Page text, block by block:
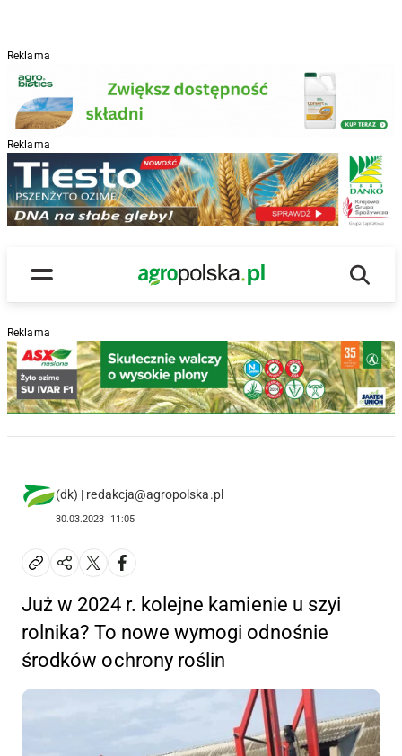
Reklama
Reklama
Menu
Main Logo
Reklama
(dk) | redakcja@agropolska.pl
30.03.2023 11:05
Już w 2024 r. kolejne kamienie u szyi
rolnika? To nowe wymogi odnośnie
środków ochrony roślin